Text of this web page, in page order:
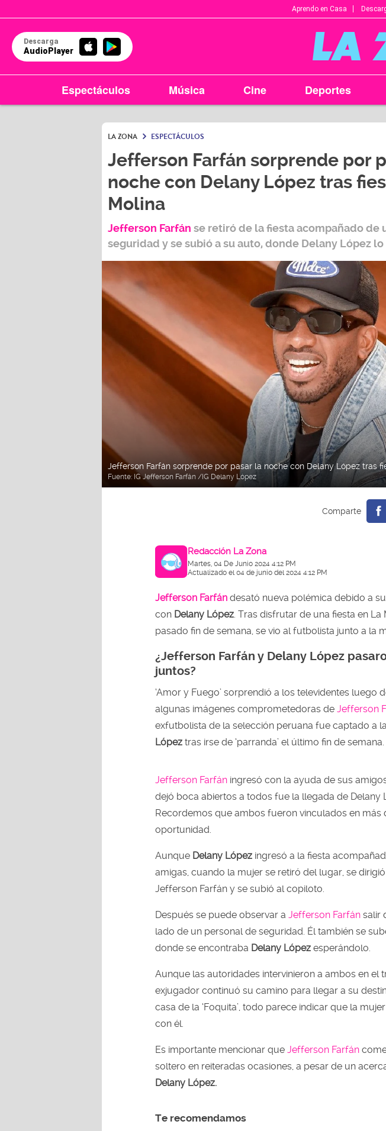
Aprendo en Casa
Descarga
AudioPlayer
Espectáculos Música Cine Deportes
LA ZONA ESPECTÁCULOS
Jefferson Farfán sorprende por
noche con Delany López tras
Molina
Jefferson Farfán se retiró de la fiesta acompañado de
seguridad y se subió a su auto, donde Delany López lo
Jefferson Farfán sorprende por pasar la noche con Delany López tras
Fuente: IG Jefferson Farfán /IG Delany López
Redacción La Zona
Martes, 04 De Junio 2024 4:12 PM
Actualizado el 04 de junio del 2024 4:12 PM
Jefferson Farfán desató nueva polémica debido a
con Delany López . Tras disfrutar de una fiesta en La
pasado fin de semana, se vio al futbolista junto a la
¿Jefferson Farfán y Delany López
juntos?
‘Amor y Fuego’ sorprendió a los televidentes luego
algunas imágenes comprometedoras de Jefferson
exfutbolista de la selección peruana fue captado a
López tras irse de ‘parranda’ el último fin de semana.
Jefferson Farfán ingresó con la ayuda de sus
dejó boca abiertos a todos fue la llegada de Delany
Recordemos que ambos fueron vinculados en más
oportunidad.
Aunque Delany López ingresó a la fiesta
amigas, cuando la mujer se retiró del lugar, se
Jefferson Farfán y se subió al copiloto.
Después se puede observar a Jefferson Farfán salir
lado de un personal de seguridad. Él también se
donde se encontraba Delany López esperándolo.
Aunque las autoridades intervinieron a ambos en el
exjugador continuó su camino para llegar a su
casa de la ‘Foquita’, todo parece indicar que la
con él.
Es importante mencionar que Jefferson Farfán
soltero en reiteradas ocasiones, a pesar de un
Delany López.
Te recomendamos